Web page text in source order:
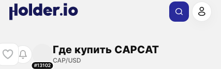
#13102
Где купить CAPCAT
CAP/USD